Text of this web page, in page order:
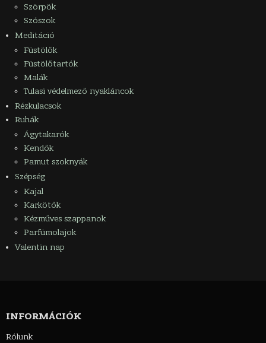
Szörpök
Szószok
Meditáció
Füstölők
Füstölőtartók
Malák
Tulasi védelmező nyakláncok
Rézkulacsok
Ruhák
Ágytakarók
Kendők
Pamut szoknyák
Szépség
Kajal
Karkötők
Kézműves szappanok
Parfümolajok
Valentin nap
INFORMÁCIÓK
Rólunk